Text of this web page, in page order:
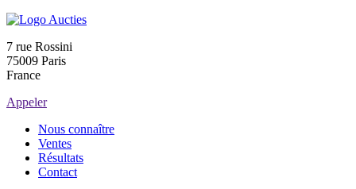
7 rue Rossini
75009 Paris
France
Appeler
Nous connaître
Ventes
Résultats
Contact